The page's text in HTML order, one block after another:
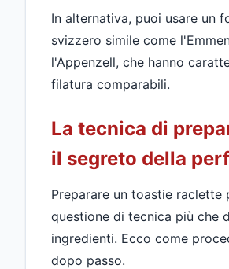
In alternativa, puoi usare un
svizzero simile come
l'Appenzell, che hanno
filatura comparabili.
La tecnica di
il segreto della
Preparare un toastie raclette
questione di tecnica più che
ingredienti. Ecco come
dopo passo.